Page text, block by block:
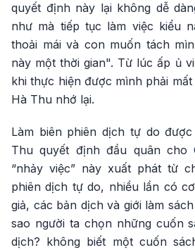
quyết định này lại không dễ
như mà tiếp tục làm việc kiểu
thoải mái và con muốn tách
này một thời gian". Từ lúc ấp ủ
khi thực hiện được mình phải mất
Hà Thu nhớ lại.
Làm biên phiên dịch tự do
Thu quyết định đầu quân cho
“nhảy việc” này xuất phát từ
phiên dịch tự do, nhiều lần có
giả, các bản dịch và giới làm
sao người ta chọn những cuốn
dịch? không biết một cuốn